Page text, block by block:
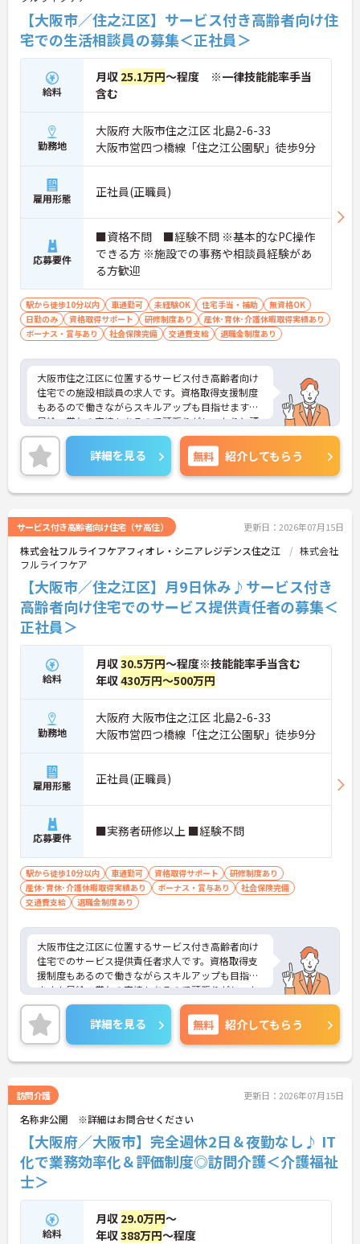
バランス良好◎
★ 看護師・PT・OT・介護職の多職種連携が強み！
★ 関西圏を中心に複数事業所展開、安定した運営基
盤☆
【大阪市／住之江区】サービス付き高齢者向け住
宅での生活相談員の募集＜正社員＞
給料
月収 25.1万円～程度 ※一律技能能率手当
含む
勤務地
大阪府 大阪市住之江区 北島2-6-33
大阪市営四つ橋線「住之江公園駅」徒歩9分
雇用形態 正社員(正職員)
応募要件
■資格不問 ■経験不問 ※基本的なPC操作
できる方 ※施設での事務や相談員経験があ
る方歓迎
駅から徒歩10分以内 車通勤可 未経験OK 住宅手当・補助
無資格OK
日勤のみ
資格取得サポート 研修制度あり
産休･育休･介護休暇取得実績あり
ボーナス・賞与あり
社会保険完備 交通費支給 退職金制度あり
大阪市住之江区に位置するサービス付き高齢者向け
住宅での施設相談員の求人です。資格取得支援制度
もあるので働きながらスキルアップも目指せます！
昇給・賞与の実績もあるので頑張りがしっかりと評
価される環境です。ご興味のある方には、面接対策
ポイント等、さらに詳細をお話ししますのでお気軽
にご相談ください！
詳細を見る 無料 紹介してもらう
サービス付き高齢者向け住宅（サ高住） 更新日：2026年07月15日
株式会社フルライフケアフィオレ・シニアレジデンス住之江
株式会社
フルライフケア
【大阪市／住之江区】月9日休み♪サービス付き
高齢者向け住宅でのサービス提供責任者の募集＜
正社員＞
給料
月収30.5万円～程度※技能能率手当含む
年収430万円～500万円
勤務地
大阪府 大阪市住之江区 北島2-6-33
大阪市営四つ橋線「住之江公園駅」徒歩9分
雇用形態 正社員(正職員)
応募要件 ■実務者研修以上 ■経験不問
駅から徒歩10分以内 車通勤可 資格取得サポート
研修制度あり
産休･育休･介護休暇取得実績あり
ボーナス・賞与あり
社会保険完備
交通費支給
退職金制度あり
大阪市住之江区に位置するサービス付き高齢者向け
住宅でのサービス提供責任者求人です。資格取得支
援制度もあるので働きながらスキルアップも目指せ
ます！昇給・賞与の実績もあるので頑張りがしっか
りと評価される環境です。ご興味のある方には、面
接対策ポイント等、さらに詳細をお話ししますので
お気軽にご相談ください！
詳細を見る 無料 紹介してもらう
訪問介護 更新日：2026年07月15日
名称非公開 ※詳細はお問合せください
【大阪府／大阪市】完全週休2日＆夜勤なし♪ IT
化で業務効率化＆評価制度◎訪問介護＜介護福祉
士＞
給料
月収 29.0万円～
年収388万円～程度